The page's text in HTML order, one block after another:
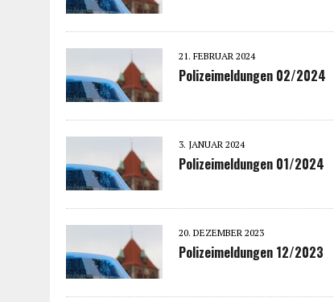
21. FEBRUAR 2024
Polizeimeldungen 02/2024
3. JANUAR 2024
Polizeimeldungen 01/2024
20. DEZEMBER 2023
Polizeimeldungen 12/2023